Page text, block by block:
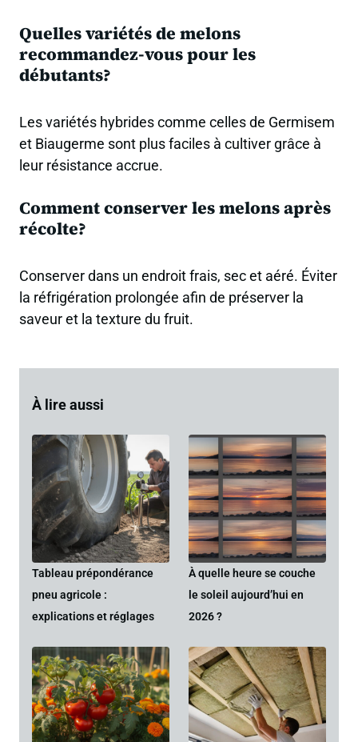
Quelles variétés de melons
recommandez-vous pour les
débutants?
Les variétés hybrides comme celles de Germisem
et Biaugerme sont plus faciles à cultiver grâce à
leur résistance accrue.
Comment conserver les melons après
récolte?
Conserver dans un endroit frais, sec et aéré. Éviter
la réfrigération prolongée afin de préserver la
saveur et la texture du fruit.
À lire aussi
Tableau prépondérance
pneu agricole :
explications et réglages
À quelle heure se couche
le soleil aujourd’hui en
2026 ?